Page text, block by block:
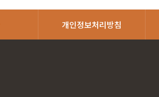
개인정보처리방침